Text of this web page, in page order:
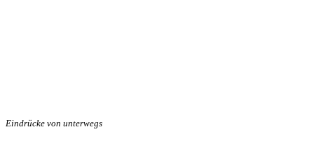
Eindrücke von unterwegs